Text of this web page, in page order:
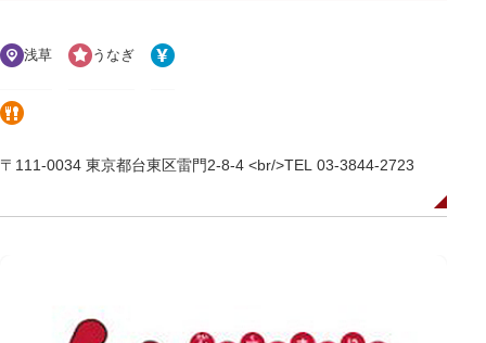
浅草 うなぎ
〒111-0034 東京都台東区雷門2-8-4 <br/>TEL 03-3844-2723